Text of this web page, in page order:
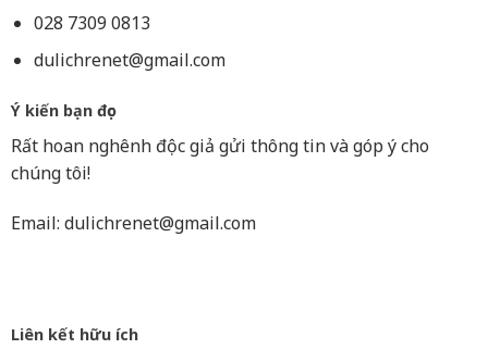
028 7309 0813
dulichrenet@gmail.com
Ý kiến bạn đọc
Rất hoan nghênh độc giả gửi thông tin và góp ý cho
chúng tôi!
Email: dulichrenet@gmail.com
Liên kết hữu ích